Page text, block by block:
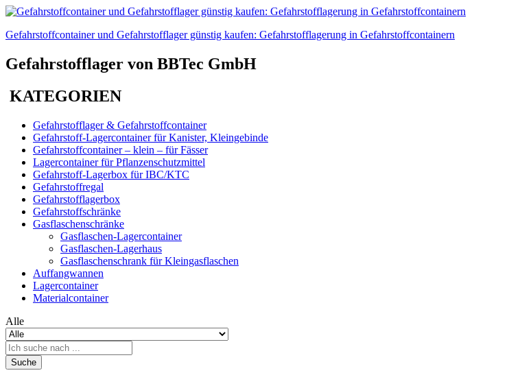
Gefahrstoffcontainer und Gefahrstofflager günstig kaufen: Gefahrstofflagerung in Gefahrstoffcontainern
Gefahrstofflager von BBTec GmbH
KATEGORIEN
Gefahrstofflager & Gefahrstoffcontainer
Gefahrstoff-Lagercontainer für Kanister, Kleingebinde
Gefahrstoffcontainer – klein – für Fässer
Lagercontainer für Pflanzenschutzmittel
Gefahrstoff-Lagerbox für IBC/KTC
Gefahrstoffregal
Gefahrstofflagerbox
Gefahrstoffschränke
Gasflaschenschränke
Gasflaschen-Lagercontainer
Gasflaschen-Lagerhaus
Gasflaschenschrank für Kleingasflaschen
Auffangwannen
Lagercontainer
Materialcontainer
Alle
Suche